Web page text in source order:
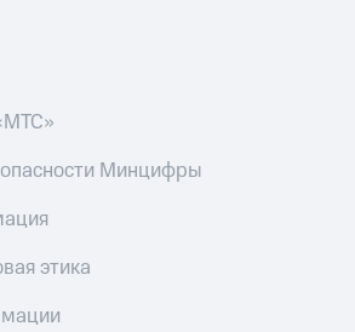
Минцифры
этика